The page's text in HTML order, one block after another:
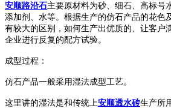
安顺路沿石主要原材料为砂、细石、高标号
添加剂、水等。根据生产的仿石产品的花色
有较大的区别，如何生产出优质的、让客户
企业进行反复的配方试验。
成型过程：
仿石产品一般采用湿法成型工艺。
这里讲的湿法是和传统上安顺透水砖生产所